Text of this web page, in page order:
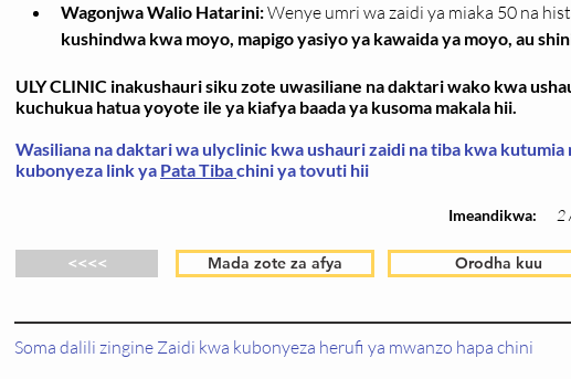
Wagonjwa Walio Hatarini: Wenye umri wa zaidi ya miaka 50 na
kushindwa kwa moyo, mapigo yasiyo ya kawaida ya moyo, au
ULY CLINIC inakushauri siku zote uwasiliane na daktari wako kwa
kuchukua hatua yoyote ile ya kiafya baada ya kusoma makala hii.
Wasiliana na daktari wa ulyclinic kwa ushauri zaidi na tiba kwa kutumia
kubonyeza link ya Pata Tibachini ya tovuti hii
Imeandikwa: 2
<<<< Mada zote za afya Orodha kuu
Soma dalili zingine Zaidi kwa kubonyeza herufi ya mwanzo hapa chini